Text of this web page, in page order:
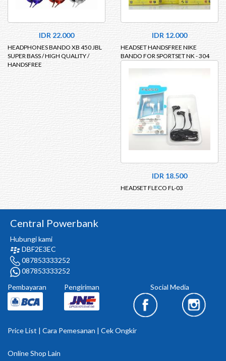
IDR 22.000
HEADPHONES BANDO XB 450 JBL
SUPER BASS / HIGH QUALITY /
HANDSFREE
IDR 12.000
HEADSET HANDSFREE NIKE
BANDO FOR SPORTSET NK - 304
IDR 18.500
HEADSET FLECO FL-03
Central Powerbank
Hubungi kami
DBF2E3EC
087853333252
087853333252
Pembayaran
Pengiriman Social Media
Price List | Cara Pemesanan | Cek Ongkir
Online Shop Lain